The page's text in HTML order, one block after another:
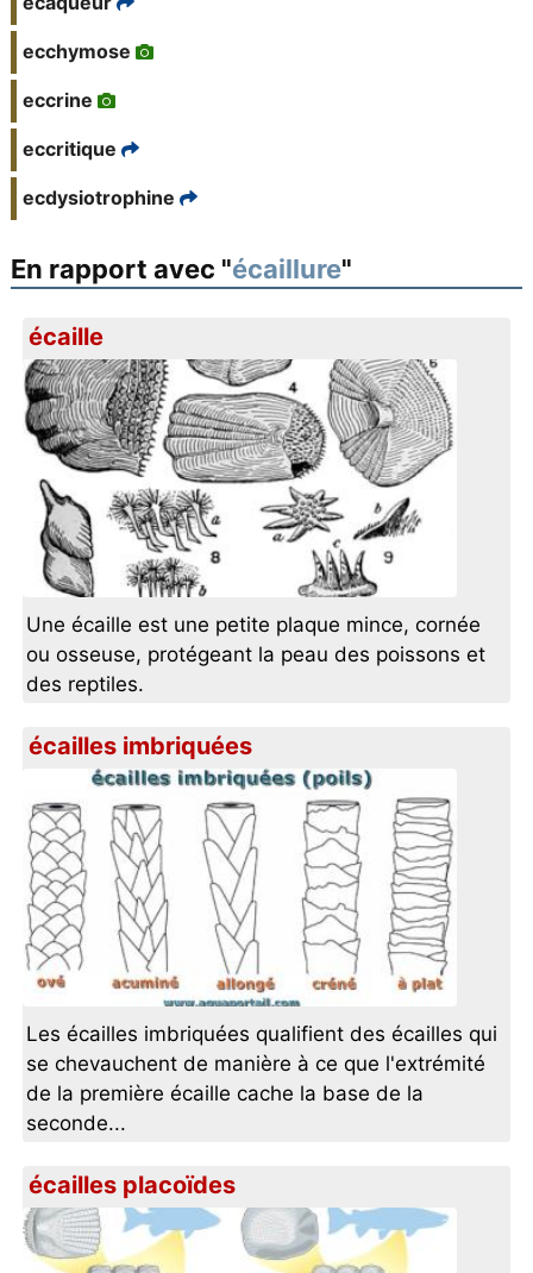
ecchymose
eccrine
eccritique
ecdysiotrophine
En rapport avec "écaillure"
écaille
Une écaille est une petite plaque mince, cornée
ou osseuse, protégeant la peau des poissons et
des reptiles.
écailles imbriquées
Les écailles imbriquées qualifient des écailles qui
se chevauchent de manière à ce que l'extrémité
de la première écaille cache la base de la
seconde...
écailles placoïdes